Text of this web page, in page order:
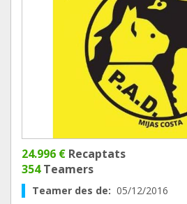
24.996 € Recaptats
354Teamers
Teamer des de: 05/12/2016